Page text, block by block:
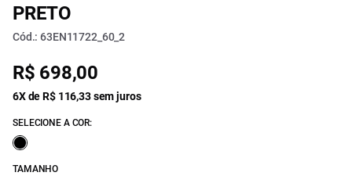
PRETO
Cód.: 63EN11722_60_2
R$ 698,00
6X de R$ 116,33 sem juros
SELECIONE A COR:
TAMANHO